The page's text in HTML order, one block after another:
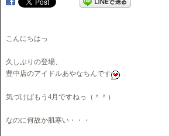
こんにちはっ
久しぶりの登場、
豊中店のアイドルあやなちんです
気づけばもう4月ですねっ（＾＾）
なのに何故か肌寒い・・・